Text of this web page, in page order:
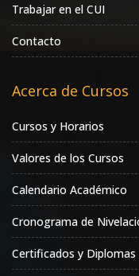
Trabajar en el CUI
Contacto
Acerca de Cursos
Cursos y Horarios
Valores de los Cursos
Calendario Académico
Cronograma de
Certificados y Diplomas